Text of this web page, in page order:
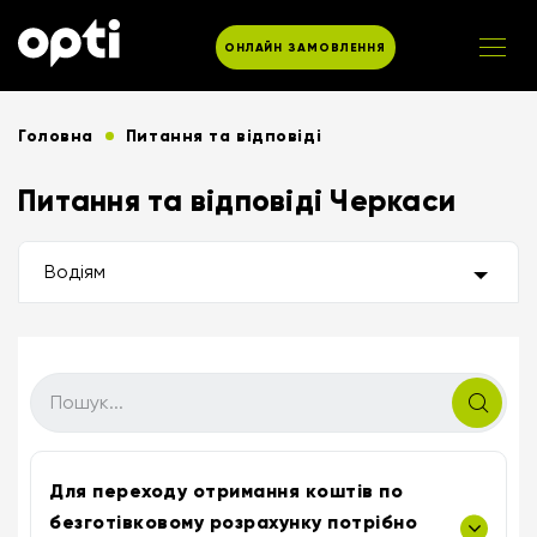
ОНЛАЙН ЗАМОВЛЕННЯ
Головна Питання та відповіді
Питання та відповіді Черкаси
Водіям
Для переходу отримання коштів по
безготівковому розрахунку потрібно